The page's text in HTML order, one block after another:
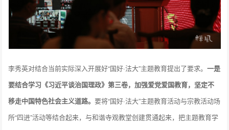
李秀英对结合当前实际深入开展好“国好·法大”主题教育提出了要求。一是
要结合学习《习近平谈治国理政》第三卷，加强爱党爱国教育，坚定不
移走中国特色社会主义道路。要将“国好·法大”主题教育活动与宗教活动场
所“四进”活动等结合起来，与和谐寺观教堂创建贯通起来，把主题教育学